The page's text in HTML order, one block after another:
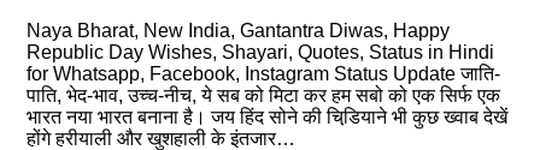
Naya Bharat, New India, Gantantra Diwas, Happy
Republic Day Wishes, Shayari, Quotes, Status in Hindi
for Whatsapp, Facebook, Instagram Status Update जाति-
पाति, भेद-भाव, उच्च-नीच, ये सब को मिटा कर हम सबो को एक सिर्फ एक
भारत नया भारत बनाना है। जय हिंद सोने की चिडि़याने भी कुछ ख्वाब देखें
होंगे हरीयाली और खुशहाली के इंतजार…